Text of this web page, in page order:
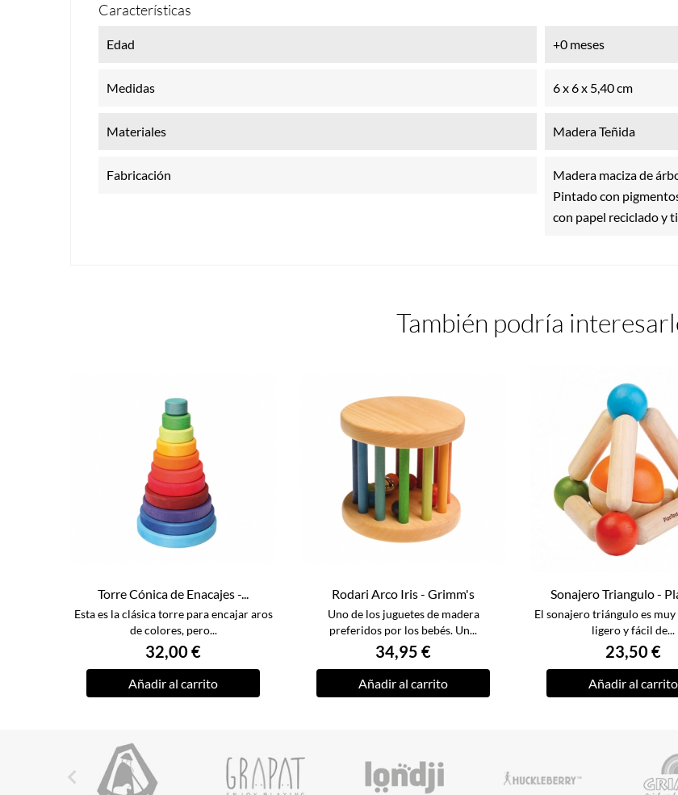
Características
Edad +0 meses
Medidas 6 x 6 x 5,40 cm
Materiales Madera Teñida
Fabricación
Madera maciza de
Pintado con
con papel reciclado y
También podría
Torre Cónica de Enacajes -...
Esta es la clásica torre para encajar aros
de colores, pero...
32,00 €
Añadir al carrito
Rodari Arco Iris - Grimm's
Uno de los juguetes de madera
preferidos por los bebés. Un...
34,95 €
Añadir al carrito
Sonajero Triangulo -
El sonajero triángulo es
ligero y fácil de...
23,50 €
Añadir al carrito
